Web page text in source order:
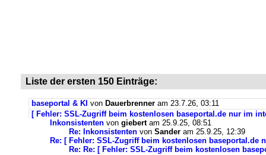
Liste der ersten 150 Einträge:
baseportal & KI von Dauerbrenner am 23.7.26, 03:11
[ Fehler: SSL-Zugriff beim kostenlosen baseportal.de nur im
Inkonsistenten von giebertam 25.9.25, 08:51
Re: Inkonsistenten von Sander am 25.9.25, 12:39
Re: [ Fehler: SSL-Zugriff beim kostenlosen baseportal.de
Re: Re: [ Fehler: SSL-Zugriff beim kostenlosen